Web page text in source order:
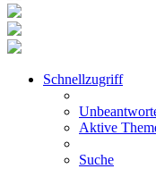
Schnellzugriff
Aktive
Suche